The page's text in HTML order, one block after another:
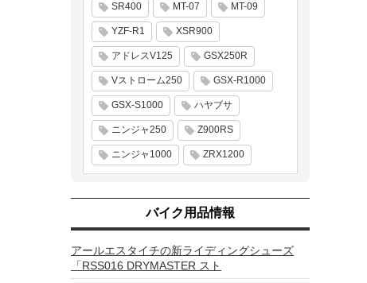
SR400 MT-07 MT-09
YZF-R1 XSR900
アドレスV125 GSX250R
Vストローム250 GSX-R1000
GSX-S1000 ハヤブサ
ニンジャ250 Z900RS
ニンジャ1000 ZRX1200
バイク用品情報
アールエスタイチの新ライディングシューズ
「RSS016 DRYMASTER スト